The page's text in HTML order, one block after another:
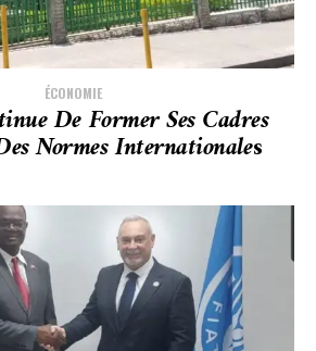
ÉCONOMIE
De Former Ses Cadres
Normes InternationaleS